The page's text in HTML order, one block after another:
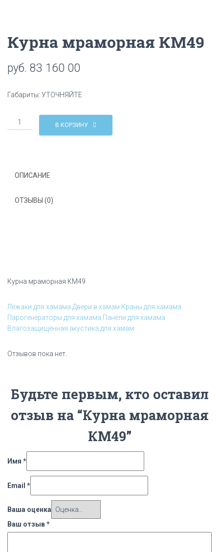
Курна мраморная КМ49
руб. 83 160 00
Габариты: УТОЧНЯЙТЕ
Количество
Курна
В КОРЗИНУ
ОПИСАНИЕ
ОТЗЫВЫ (0)
Курна мраморная КМ49
Лежаки для хамама Двери в хамам Краны для хамама
Парогенераторы для хамама Панели для хамама
Влагозащищенная акустика для хамам
Отзывов пока нет.
Будьте первым, кто оставил
отзыв на “Курна мраморная
КМ49”
Имя *
Email *
Ваша оценка
Ваш отзыв*